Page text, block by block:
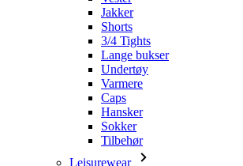
Varmere
Caps
Hansker
Sokker
Tilbehør
Leisurewear
Alle i kategorien Leisurewear
T-skjorter
Gensere